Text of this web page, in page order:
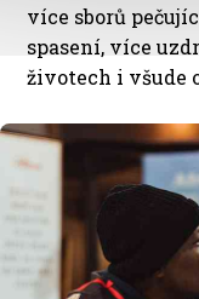
více sborů
spasení, více
životech i všude